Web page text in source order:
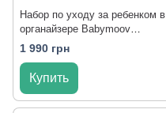
Набор по уходу за ребенком в
органайзере Babymoov
розовый
1 990 грн
Купить